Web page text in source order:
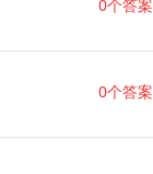
0个答案
0个答案